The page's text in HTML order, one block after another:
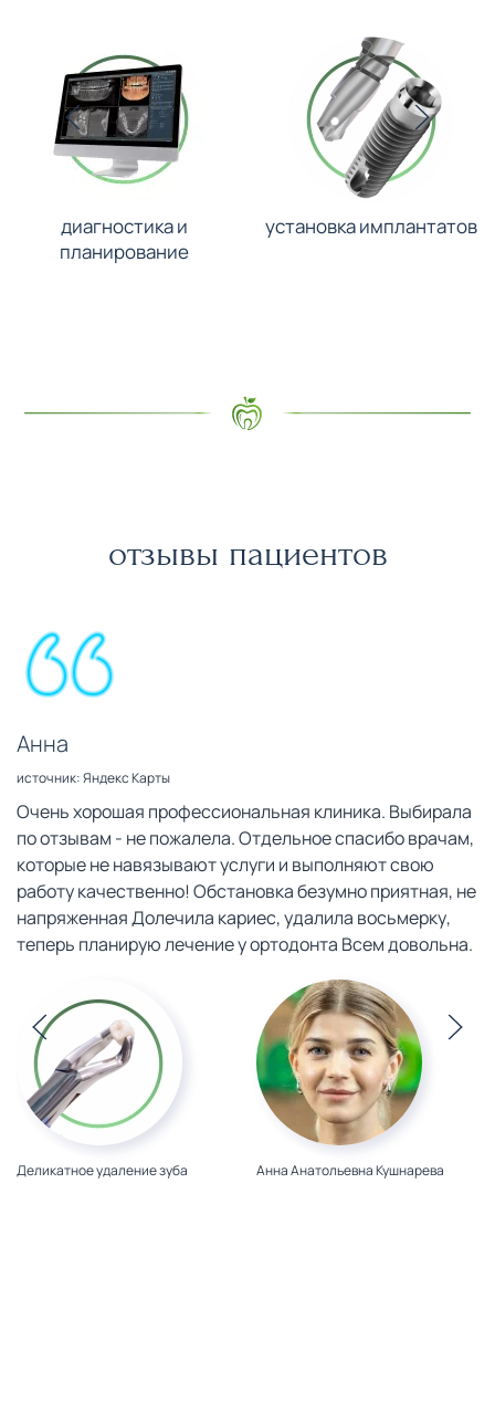
диагностика и
планирование
установка имплантатов
отзывы пациентов
Анна
источник: Яндекс Карты
Очень хорошая профессиональная клиника. Выбирала
по отзывам - не пожалела. Отдельное спасибо врачам,
которые не навязывают услуги и выполняют свою
работу качественно! Обстановка безумно приятная, не
напряженная Долечила кариес, удалила восьмерку,
теперь планирую лечение у ортодонта Всем довольна.
Деликатное удаление зуба Анна Анатольевна Кушнарева